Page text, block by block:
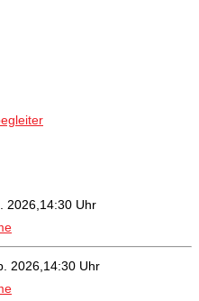
2026,14:30 Uhr
2026,14:30 Uhr